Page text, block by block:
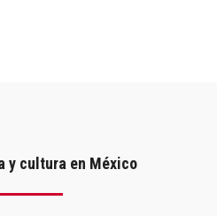
y cultura en México